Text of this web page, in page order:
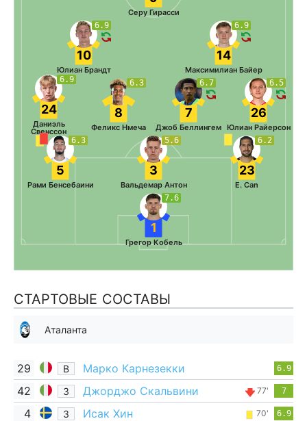
7.6
1
Грегор Кобель
6.3
5
Рами Бенсебаини
5.6
3
Вальдемар Антон
6.2
23
E. Can
6.9
24
Даниэль
Свенссон
6.3
8
Феликс Нмеча
6.7
7
Джоб Беллингем
6.5
26
Юлиан Райерсон
6.9
10
Юлиан Брандт
6.9
14
Максимилиан Байер
Серу Гирасси
СТАРТОВЫЕ СОСТАВЫ
Аталанта
29 В Марко Карнезекки 6.9
42 З Джорджо Скальвини 77' 7
4 З Исак Хин 70' 6.9